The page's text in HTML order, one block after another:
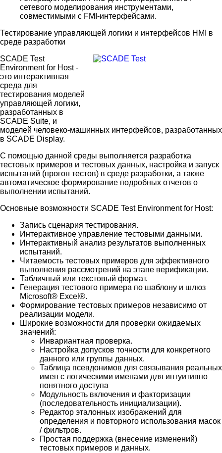
сетевого моделирования инструментами,
совместимыми с FMI-интерфейсами.
Тестирование управляющей логики и интерфейсов HMI в
среде разработки
SCADE Test
Environment for Host -
это интерактивная
среда для
тестирования моделей
управляющей логики,
разработанных в
SCADE Suite, и
моделей человеко-машинных интерфейсов, разработанных
в SCADE Display.
С помощью данной среды выполняется разработка
тестовых примеров и тестовых данных, настройка и запуск
испытаний (прогон тестов) в среде разработки, а также
автоматическое формирование подробных отчетов о
выполнении испытаний.
Основные возможности SCADE Test Environment for Host:
Запись сценария тестирования.
Интерактивное управление тестовыми данными.
Интерактивный анализ результатов выполненных
испытаний.
Читаемость тестовых примеров для эффективного
выполнения рассмотрений на этапе верификации.
Табличный или текстовый формат.
Генерация тестового примера по шаблону и шлюз
Microsoft® Excel®.
Формирование тестовых примеров независимо от
реализации модели.
Широкие возможности для проверки ожидаемых
значений:
Инвариантная проверка.
Настройка допусков точности для конкретного
данного или группы данных.
Таблица псевдонимов для связывания реальных
имен с логическими именами для интуитивно
понятного доступа
Модульность включения и факторизации
(последовательность инициализации).
Редактор эталонных изображений для
определения и повторного использования масок
/ фильтров.
Простая поддержка (внесение изменений)
тестовых примеров и данных.